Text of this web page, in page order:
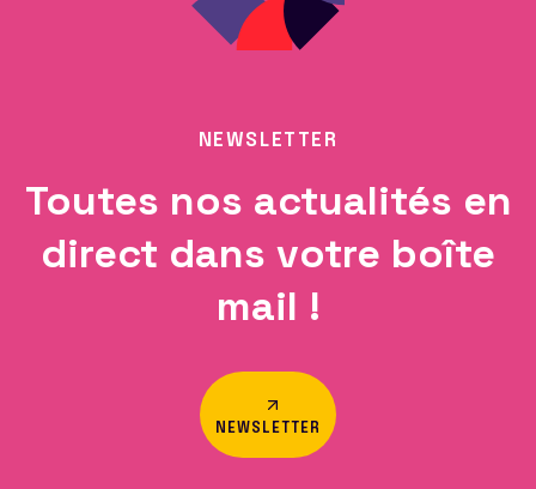
NEWSLETTER
Toutes nos actualités en
direct dans votre boîte
mail !
NEWSLETTER